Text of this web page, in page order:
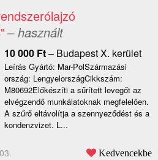
– használt
10 000 Ft– Budapest X. kerület
Leírás Gyártó: Mar-PolSzármazási
ország: LengyelországCikkszám:
M80692Előkészíti a sűrített levegőt az
elvégzendő munkálatoknak megfelelően.
A szűrő eltávolítja a szennyeződést és a
kondenzvizet. L...
Kedvencekbe